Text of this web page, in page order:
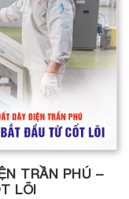
TRẦN PHÚ –
LÕI